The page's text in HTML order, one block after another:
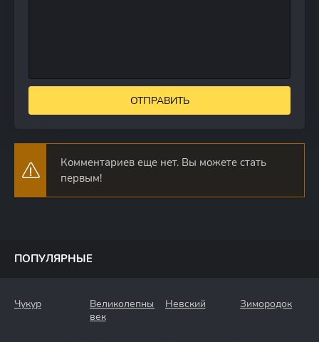
ОТПРАВИТЬ
Комментариев еще нет. Вы можете стать
первым!
ПОПУЛЯРНЫЕ
Чукур
Великолепный
век
Невский Зимородок